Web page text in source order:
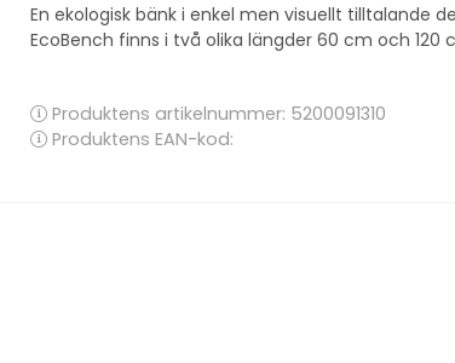
En ekologisk bänk i enkel men visuellt tilltalande
EcoBench finns i två olika längder 60 cm och 120
Produktens artikelnummer: 5200091310
Produktens EAN-kod: